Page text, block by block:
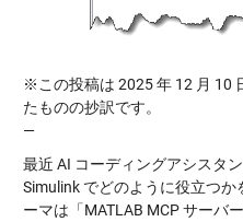
※この投稿は 2025 年 12 月 10
たものの抄訳です。
—
最近 AI コーディングアシスタ
Simulink でどのように役立つ
ーマは「MATLAB MCP サーバー